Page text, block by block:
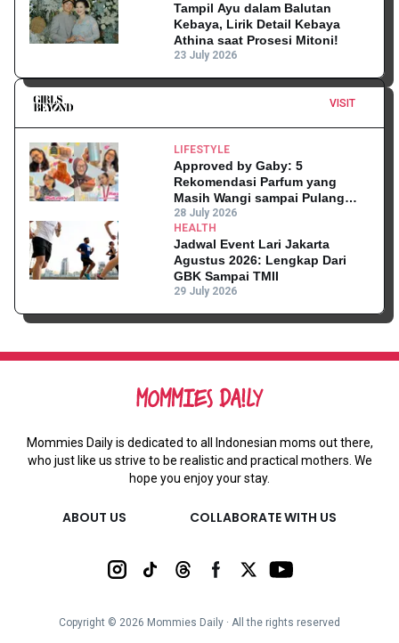
Tampil Ayu dalam Balutan
Kebaya, Lirik Detail Kebaya
Athina saat Prosesi Mitoni!
23 July 2026
VISIT
LIFESTYLE
Approved by Gaby: 5
Rekomendasi Parfum yang
Masih Wangi sampai Pulang
Kantor
28 July 2026
HEALTH
Jadwal Event Lari Jakarta
Agustus 2026: Lengkap Dari
GBK Sampai TMII
29 July 2026
Mommies Daily is dedicated to all Indonesian moms out there,
who just like us strive to be realistic and practical mothers. We
hope you enjoy your stay.
ABOUT US COLLABORATE WITH US
Copyright © 2026 Mommies Daily ∙ All the rights reserved